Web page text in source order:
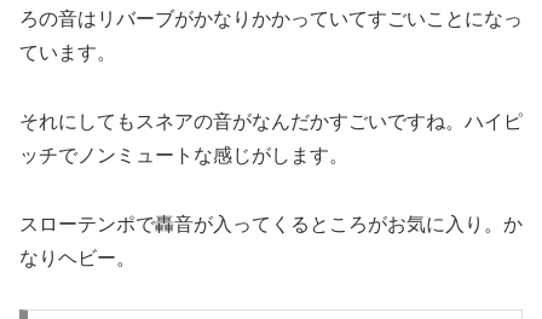
ろの音はリバーブがかなりかかっていてすごいことになっ
ています。
それにしてもスネアの音がなんだかすごいですね。ハイピ
ッチでノンミュートな感じがします。
スローテンポで轟音が入ってくるところがお気に入り。か
なりヘビー。